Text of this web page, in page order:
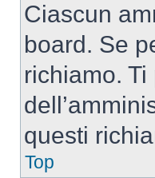
Ciascun
board. Se
richiamo.
questi
Top